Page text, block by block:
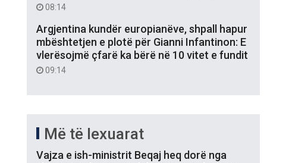
08:14
Argjentina kundër europianëve, shpall hapur
mbështetjen e plotë për Gianni Infantinon: E
vlerësojmë çfarë ka bërë në 10 vitet e fundit
09:14
Më të lexuarat
Vajza e ish-ministrit Beqaj heq dorë nga